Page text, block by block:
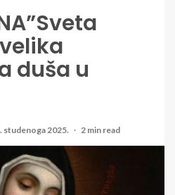
duša u
studenoga 2025. 2 min read